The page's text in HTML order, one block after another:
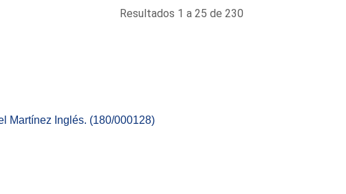
Resultados 1 a 25 de 230
Martínez Inglés. (180/000128)